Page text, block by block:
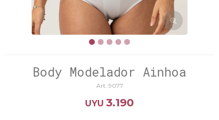
Body Modelador Ainhoa
9077
UYU 3.190